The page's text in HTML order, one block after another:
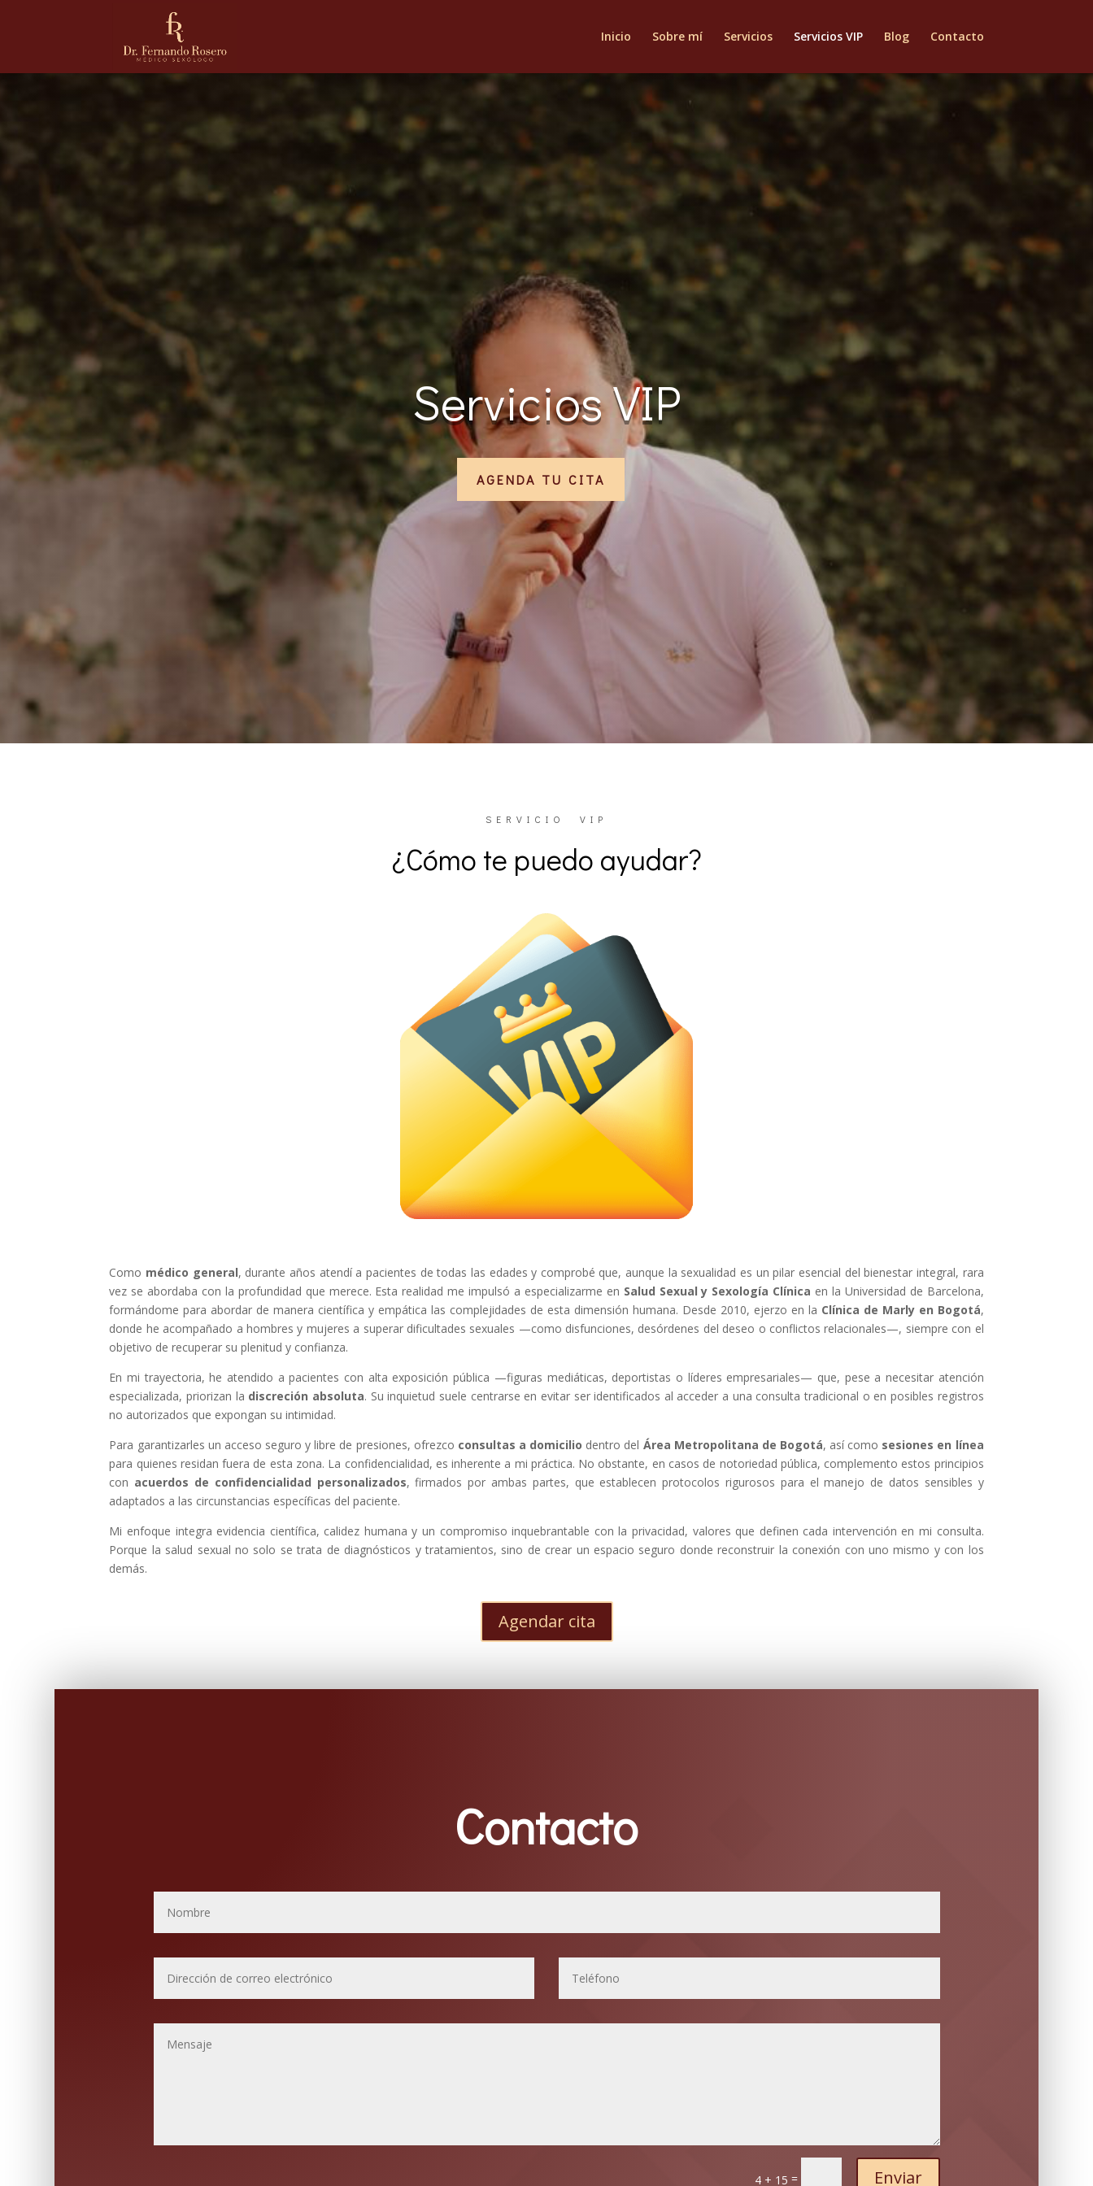
Inicio Sobre mí Servicios Servicios VIP Blog Contacto
Servicios VIP
AGENDA TU CITA
SERVICIO VIP
¿Cómo te puedo ayudar?
Como médico general, durante años atendí a pacientes de todas las edades y comprobé que, aunque la sexualidad es un pilar esencial del bienestar integral, rara
vez se abordaba con la profundidad que merece. Esta realidad me impulsó a especializarme en Salud Sexual y Sexología Clínica en la Universidad de Barcelona,
formándome para abordar de manera científica y empática las complejidades de esta dimensión humana. Desde 2010, ejerzo en la Clínica de Marly en Bogotá,
donde he acompañado a hombres y mujeres a superar dificultades sexuales —como disfunciones, desórdenes del deseo o conflictos relacionales—, siempre con el
objetivo de recuperar su plenitud y confianza.
En mi trayectoria, he atendido a pacientes con alta exposición pública —figuras mediáticas, deportistas o líderes empresariales— que, pese a necesitar atención
especializada, priorizan la discreción absoluta. Su inquietud suele centrarse en evitar ser identificados al acceder a una consulta tradicional o en posibles registros
no autorizados que expongan su intimidad.
Para garantizarles un acceso seguro y libre de presiones, ofrezco consultas a domicilio dentro del Área Metropolitana de Bogotá, así como sesiones en línea
para quienes residan fuera de esta zona. La confidencialidad, es inherente a mi práctica. No obstante, en casos de notoriedad pública, complemento estos principios
con acuerdos de confidencialidad personalizados, firmados por ambas partes, que establecen protocolos rigurosos para el manejo de datos sensibles y
adaptados a las circunstancias específicas del paciente.
Mi enfoque integra evidencia científica, calidez humana y un compromiso inquebrantable con la privacidad, valores que definen cada intervención en mi consulta.
Porque la salud sexual no solo se trata de diagnósticos y tratamientos, sino de crear un espacio seguro donde reconstruir la conexión con uno mismo y con los
demás.
Agendar cita
Contacto
4 + 15 = Enviar